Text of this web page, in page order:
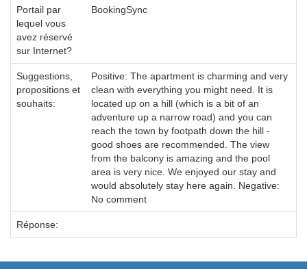
Portail par
lequel vous
avez réservé
sur Internet?
BookingSync
Suggestions,
propositions et
souhaits:
Positive: The apartment is charming and very
clean with everything you might need. It is
located up on a hill (which is a bit of an
adventure up a narrow road) and you can
reach the town by footpath down the hill -
good shoes are recommended. The view
from the balcony is amazing and the pool
area is very nice. We enjoyed our stay and
would absolutely stay here again. Negative:
No comment
Réponse: